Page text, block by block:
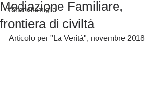
#affaridifamiglia
Mediazione Familiare,
frontiera di civiltà
Articolo per "La Verità", novembre 2018